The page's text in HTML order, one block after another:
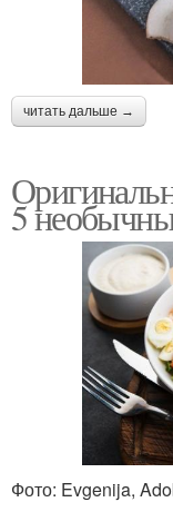
читать дальше →
5
Фото: Evgenija,